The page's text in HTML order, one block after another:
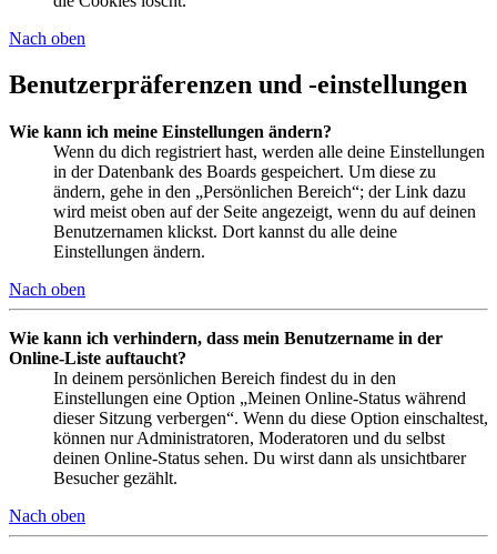
Nach oben
Benutzerpräferenzen und -einstellungen
Wie kann ich meine Einstellungen ändern?
Wenn du dich registriert hast, werden alle deine Einstellungen
in der Datenbank des Boards gespeichert. Um diese zu
ändern, gehe in den „Persönlichen Bereich“; der Link dazu
wird meist oben auf der Seite angezeigt, wenn du auf deinen
Benutzernamen klickst. Dort kannst du alle deine
Einstellungen ändern.
Nach oben
Wie kann ich verhindern, dass mein Benutzername in der
Online-Liste auftaucht?
In deinem persönlichen Bereich findest du in den
Einstellungen eine Option „Meinen Online-Status während
dieser Sitzung verbergen“. Wenn du diese Option einschaltest,
können nur Administratoren, Moderatoren und du selbst
deinen Online-Status sehen. Du wirst dann als unsichtbarer
Besucher gezählt.
Nach oben